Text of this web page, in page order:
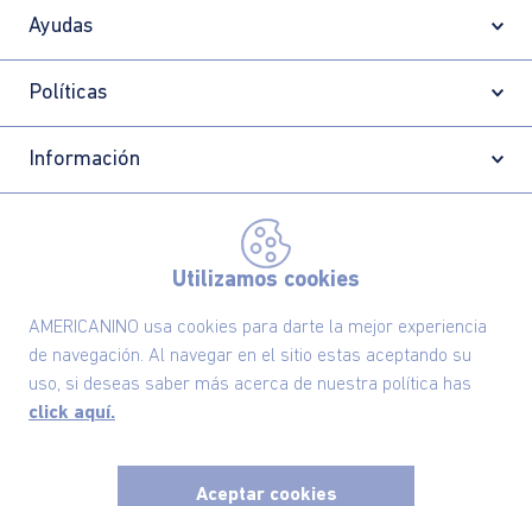
Utilizamos cookies
AMERICANINO usa cookies para darte la mejor experiencia
de navegación. Al navegar en el sitio estas aceptando su
uso, si deseas saber más acerca de nuestra política has
click aquí.
Aceptar cookies
Ayudas
Políticas
Información